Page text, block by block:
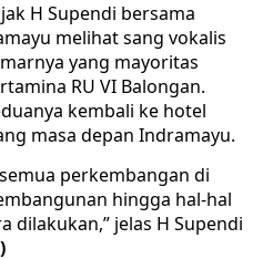
H Supendi bersama
melihat sang vokalis
yang mayoritas
RU VI Balongan.
kembali ke hotel
masa depan Indramayu.
perkembangan di
hingga hal-hal
dilakukan,” jelas H Supendi